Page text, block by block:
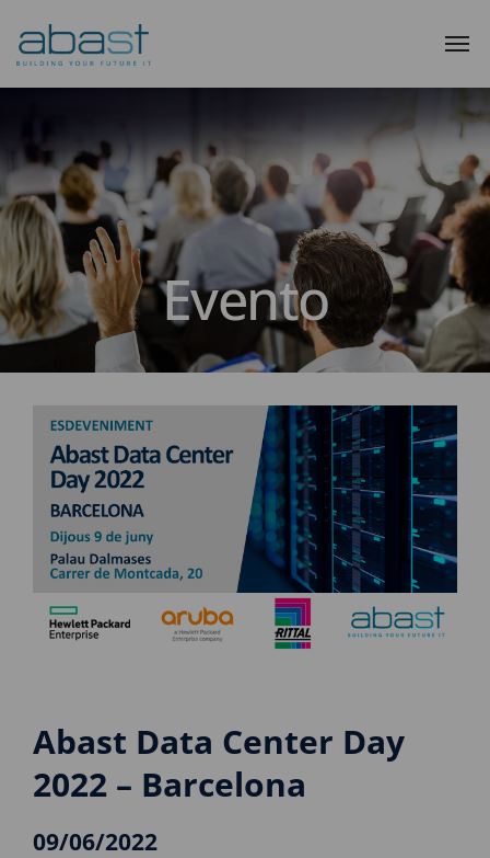
Evento
Abast Data Center Day
2022 – Barcelona
09/06/2022